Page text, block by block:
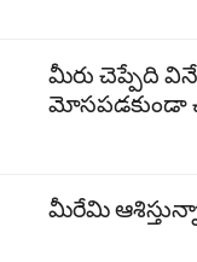
మీరు చెప్పేది
మోసపడకుండా
మీరేమి